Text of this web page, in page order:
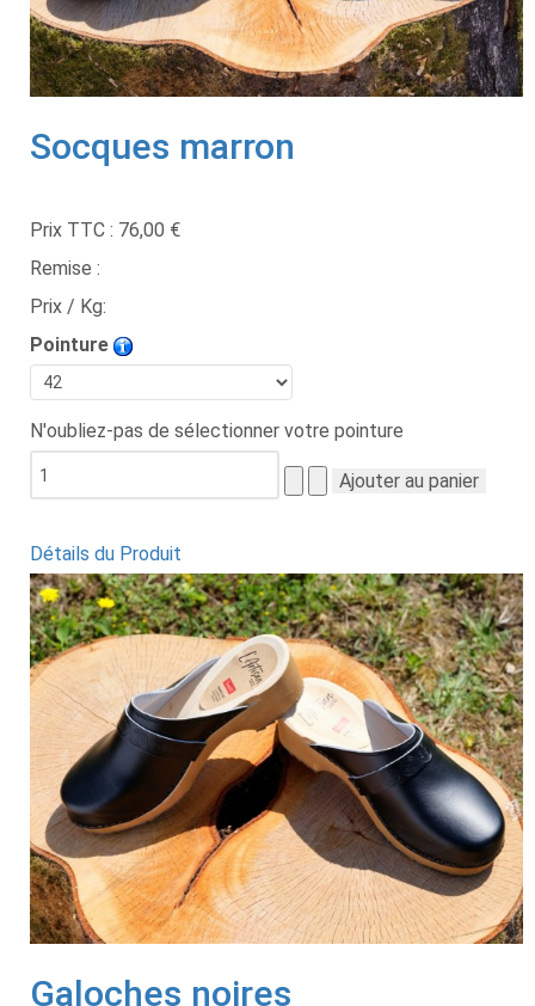
Socques marron
Prix TTC : 76,00 €
Remise :
Prix / Kg:
Pointure
N'oubliez-pas de sélectionner votre pointure
Détails du Produit
Galoches noires